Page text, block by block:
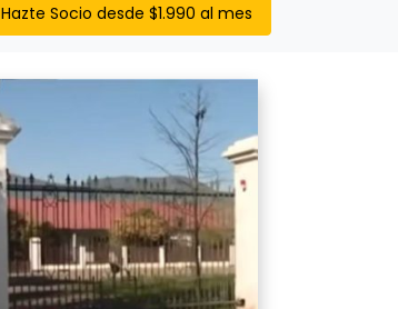
Hazte Socio desde $1.990 al mes